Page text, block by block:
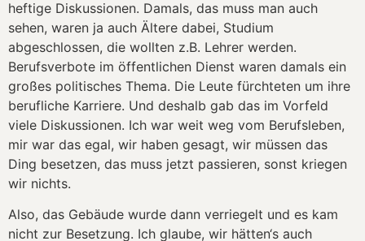
heftige Diskussionen. Damals, das muss man auch
sehen, waren ja auch Ältere dabei, Studium
abgeschlossen, die wollten z.B. Lehrer werden.
Berufsverbote im öffentlichen Dienst waren damals ein
großes politisches Thema. Die Leute fürchteten um ihre
berufliche Karriere. Und deshalb gab das im Vorfeld
viele Diskussionen. Ich war weit weg vom Berufsleben,
mir war das egal, wir haben gesagt, wir müssen das
Ding besetzen, das muss jetzt passieren, sonst kriegen
wir nichts.
Also, das Gebäude wurde dann verriegelt und es kam
nicht zur Besetzung. Ich glaube, wir hätten‘s auch